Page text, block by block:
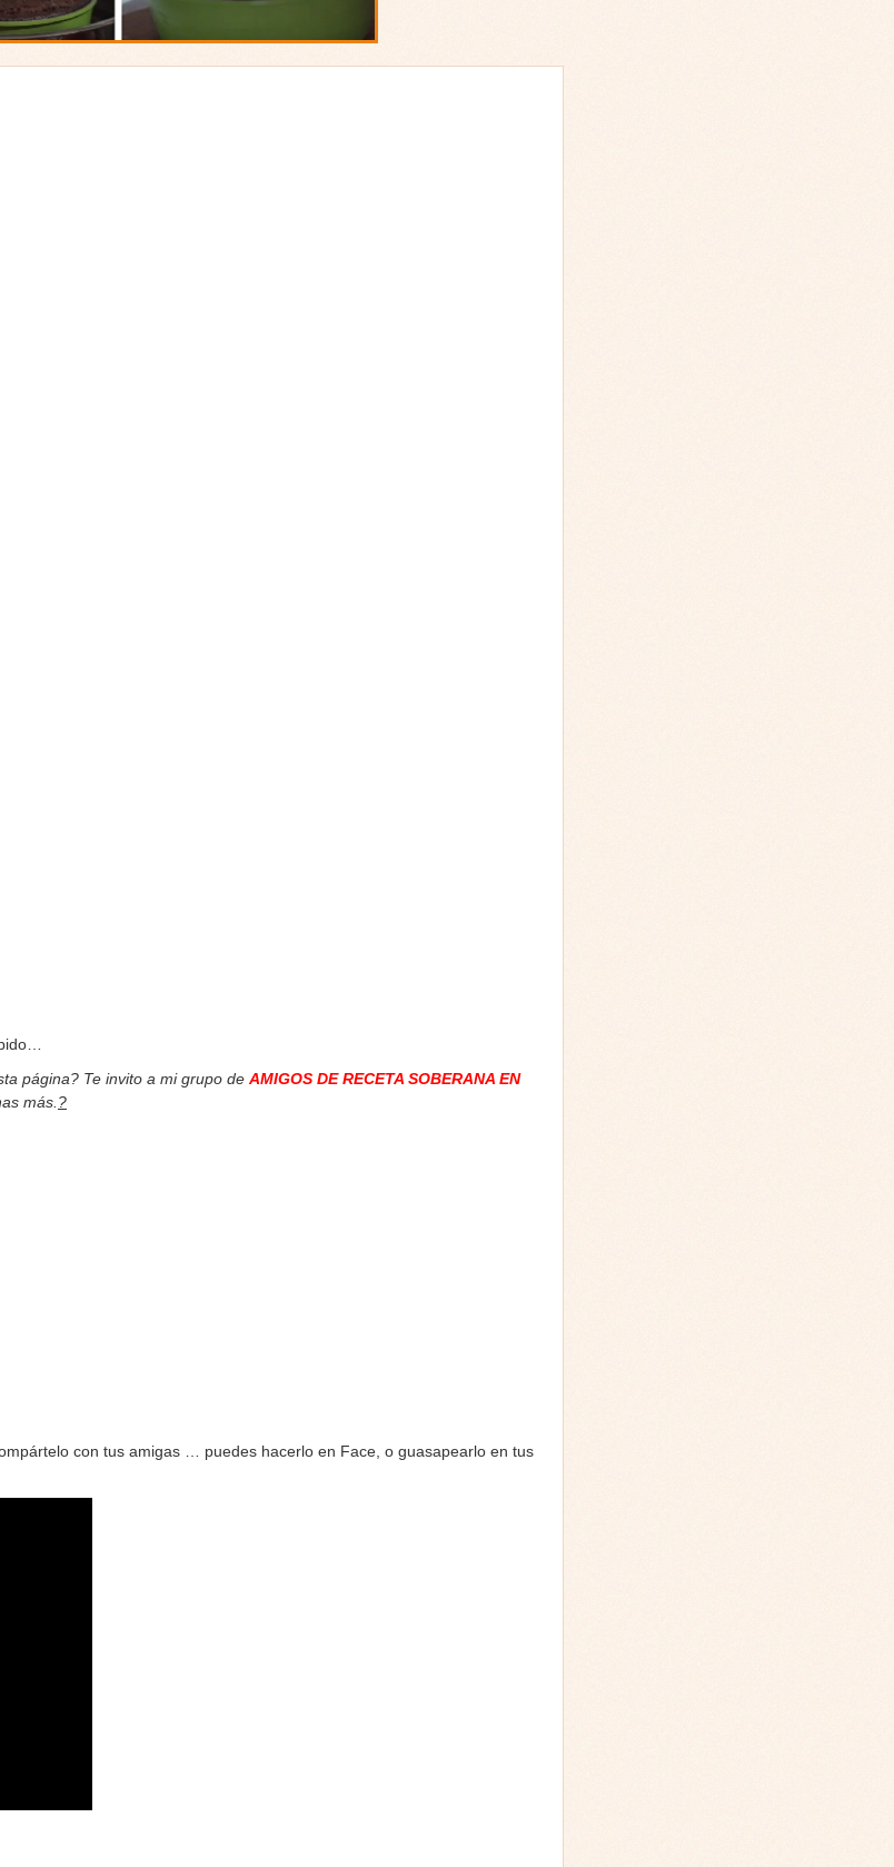
página? Te invito a mi grupo de AMIGOS DE RECETA SOBERANA EN
más. ?
con tus amigas … puedes hacerlo en Face, o guasapearlo en tus